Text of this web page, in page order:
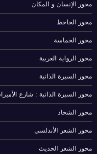
محور الإنسان و المكان
محور الجاحظ
محور الحماسة
محور الرواية العربية
محور السيرة الذاتية
محور السيرة الذاتية : شارع
محور الشحاذ
محور الشعر الأندلسي
محور الشعر الحديث